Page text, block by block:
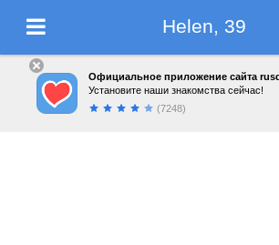
Helen, 39
Официальное приложение сайта
Установите наши знакомства сейчас!
(7248)